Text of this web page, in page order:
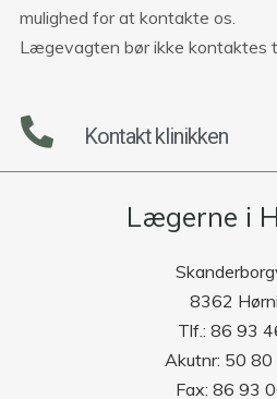
mulighed for at kontakte os.
Lægevagten bør ikke kontaktes
Kontakt klinikken
Lægerne i
8362
Tlf.: 86 93
Akutnr: 50 80
Fax: 86 93